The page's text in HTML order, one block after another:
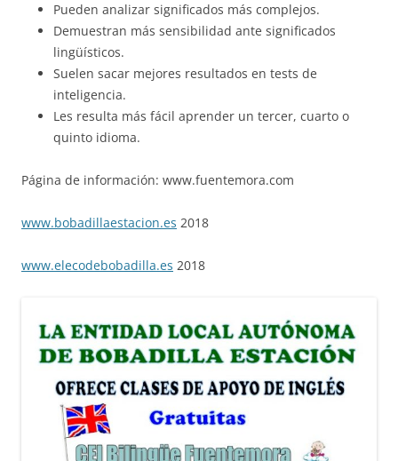
Pueden analizar significados más complejos.
Demuestran más sensibilidad ante significados
lingüísticos.
Suelen sacar mejores resultados en tests de
inteligencia.
Les resulta más fácil aprender un tercer, cuarto o
quinto idioma.
Página de información: www.fuentemora.com
www.bobadillaestacion.es 2018
www.elecodebobadilla.es 2018